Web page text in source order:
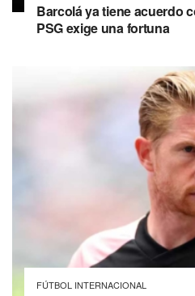
Barcolá ya tiene acuerdo
PSG exige una fortuna
FÚTBOL INTERNACIONAL